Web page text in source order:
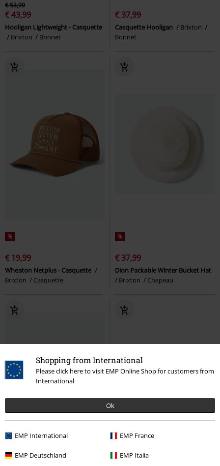
Shopping from International
Please click here to visit EMP Online Shop for customers from
International
Ok
EMP International EMP France
EMP Deutschland EMP Italia
€ 53,99
€ 43,99
Hooligan Lightweight - Casquette
Brixton
Bonnet
€ 37,99
Casquette Hooligan
Brixton
Bonnet
%
€ 19,99
Wheaton Netplus - Casquette
Brixton
Casquette
%
€ 37,99
Dion Packable Winter Bucket Hat
Brixton
Chapeau